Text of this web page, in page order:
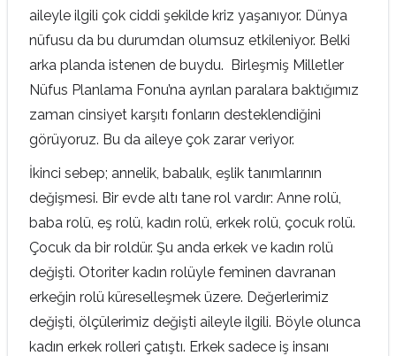
aileyle ilgili çok ciddi şekilde kriz yaşanıyor. Dünya
nüfusu da bu durumdan olumsuz etkileniyor. Belki
arka planda istenen de buydu. Birleşmiş Milletler
Nüfus Planlama Fonu’na ayrılan paralara baktığımız
zaman cinsiyet karşıtı fonların desteklendiğini
görüyoruz. Bu da aileye çok zarar veriyor.
İkinci sebep; annelik, babalık, eşlik tanımlarının
değişmesi. Bir evde altı tane rol vardır: Anne rolü,
baba rolü, eş rolü, kadın rolü, erkek rolü, çocuk rolü.
Çocuk da bir roldür. Şu anda erkek ve kadın rolü
değişti. Otoriter kadın rolüyle feminen davranan
erkeğin rolü küreselleşmek üzere. Değerlerimiz
değişti, ölçülerimiz değişti aileyle ilgili. Böyle olunca
kadın erkek rolleri çatıştı. Erkek sadece iş insanı